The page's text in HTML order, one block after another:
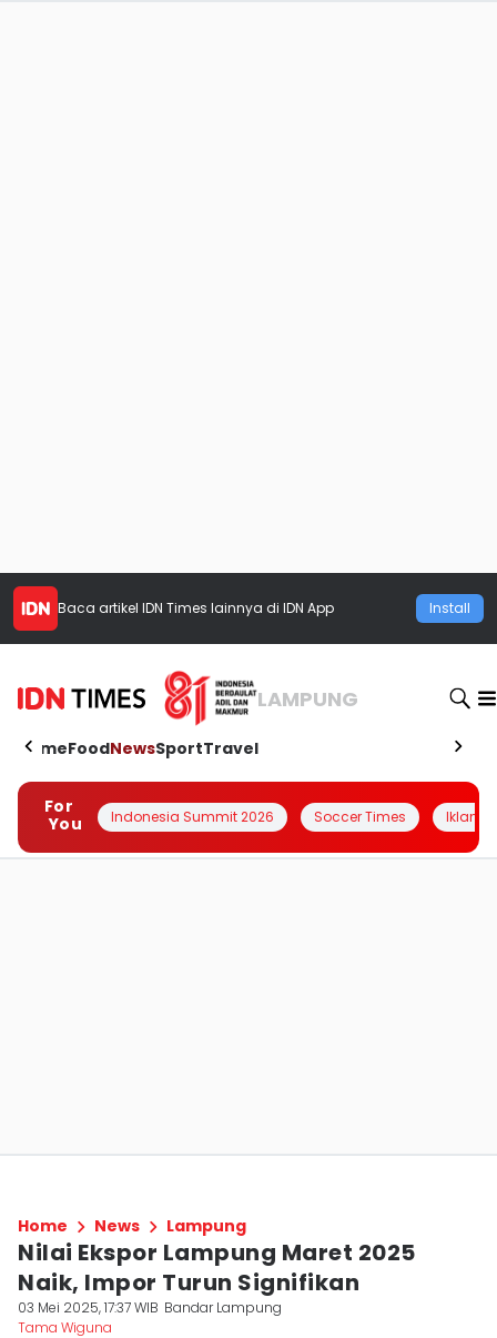
Baca artikel IDN Times lainnya di IDN App Install
LAMPUNG
HomeFoodNewsSportTravel
For
You
Indonesia Summit 2026 Soccer Times Iklanin
Home News Lampung
Nilai Ekspor Lampung Maret 2025
Naik, Impor Turun Signifikan
03 Mei 2025, 17:37 WIB Bandar Lampung
Tama Wiguna